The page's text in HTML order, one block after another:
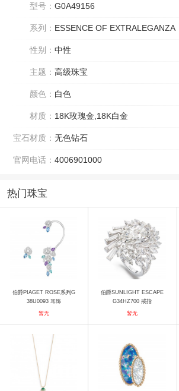
型号： G0A49156
系列： ESSENCE OF EXTRALEGANZA
性别： 中性
主题： 高级珠宝
颜色： 白色
材质： 18K玫瑰金,18K白金
宝石材质： 无色钻石
官网电话： 4006901000
热门珠宝
伯爵PIAGET ROSE系列G
38U0093 耳饰
暂无
伯爵SUNLIGHT ESCAPE
G34HZ700 戒指
暂无